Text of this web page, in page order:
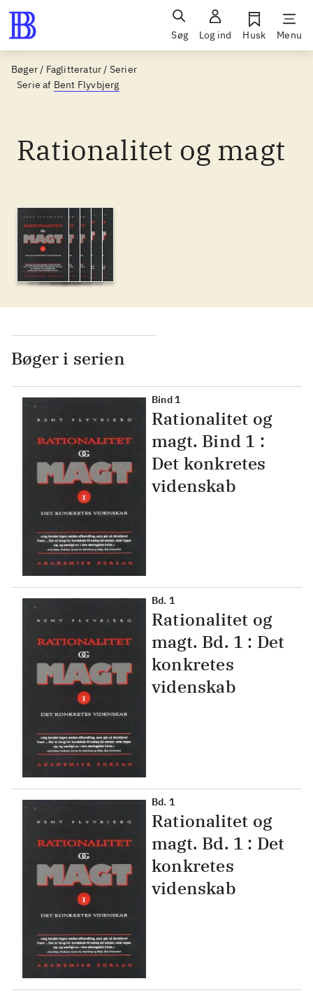
Søg Log ind Husk Menu
Bøger / Faglitteratur / Serier
Serie af Bent Flyvbjerg
Rationalitet og magt
Bøger i serien
Bind 1
Rationalitet og
magt. Bind 1 :
Det konkretes
videnskab
Bd. 1
Rationalitet og
magt. Bd. 1 : Det
konkretes
videnskab
Bd. 1
Rationalitet og
magt. Bd. 1 : Det
konkretes
videnskab